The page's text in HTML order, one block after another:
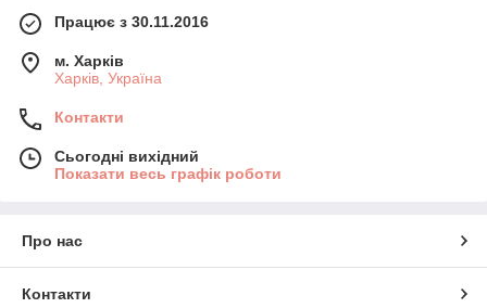
Працює з 30.11.2016
м. Харків
Харків, Україна
Контакти
Сьогодні вихідний
Показати весь графік роботи
Про нас
Контакти